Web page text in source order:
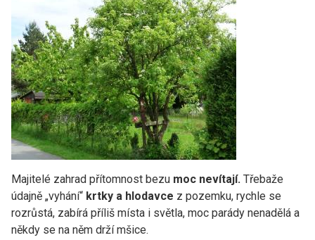
Majitelé zahrad přítomnost bezu moc nevítají. Třebaže
údajně „vyhání“ krtky a hlodavce z pozemku, rychle se
rozrůstá, zabírá příliš místa i světla, moc parády nenadělá a
někdy se na něm drží mšice.